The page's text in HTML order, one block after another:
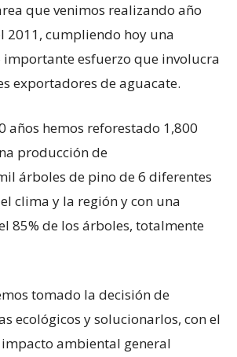
que venimos realizando año
2011, cumpliendo hoy una
importante esfuerzo que involucra
exportadores de aguacate.
años hemos reforestado 1,800
producción de
árboles de pino de 6 diferentes
clima y la región y con una
85% de los árboles, totalmente
tomado la decisión de
ecológicos y solucionarlos, con el
ambiental general